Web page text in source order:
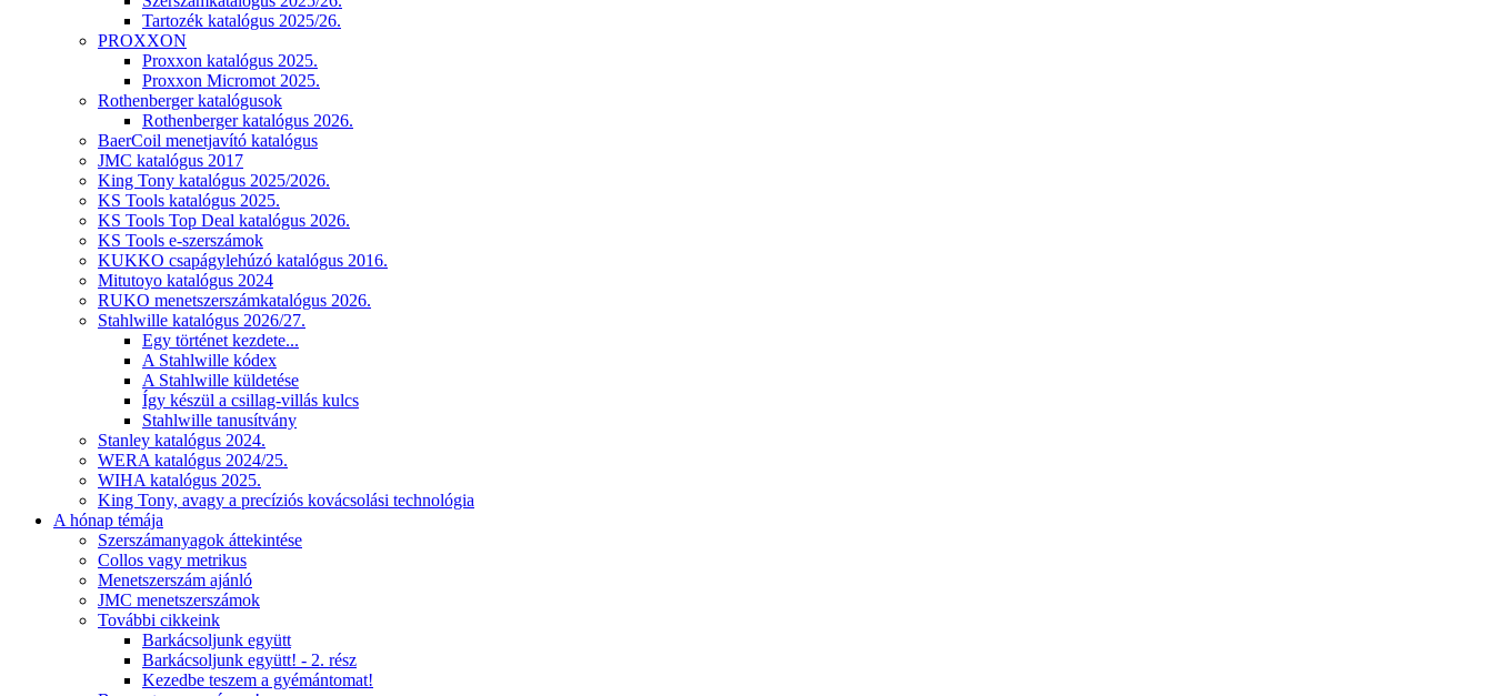
Tartozék katalógus 2025/26.
PROXXON
Proxxon katalógus 2025.
Proxxon Micromot 2025.
Rothenberger katalógusok
Rothenberger katalógus 2026.
BaerCoil menetjavító katalógus
JMC katalógus 2017
King Tony katalógus 2025/2026.
KS Tools katalógus 2025.
KS Tools Top Deal katalógus 2026.
KS Tools e-szerszámok
KUKKO csapágylehúzó katalógus 2016.
Mitutoyo katalógus 2024
RUKO menetszerszámkatalógus 2026.
Stahlwille katalógus 2026/27.
Egy történet kezdete...
A Stahlwille kódex
A Stahlwille küldetése
Így készül a csillag-villás kulcs
Stahlwille tanusítvány
Stanley katalógus 2024.
WERA katalógus 2024/25.
WIHA katalógus 2025.
King Tony, avagy a precíziós kovácsolási technológia
A hónap témája
Szerszámanyagok áttekintése
Collos vagy metrikus
Menetszerszám ajánló
JMC menetszerszámok
További cikkeink
Barkácsoljunk együtt
Barkácsoljunk együtt! - 2. rész
Kezedbe teszem a gyémántomat!